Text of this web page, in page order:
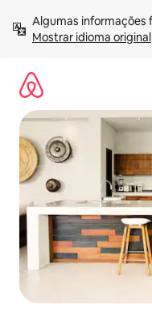
para
Mostrar idioma original